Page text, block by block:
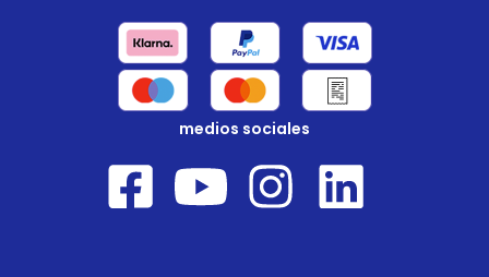
medios sociales